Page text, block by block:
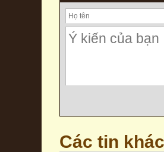
Các tin khác